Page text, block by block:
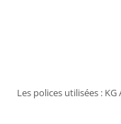
Les polices utilisées :